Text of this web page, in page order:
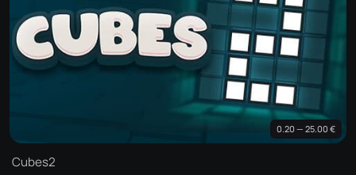
0.20 — 25.00 €
Cubes2